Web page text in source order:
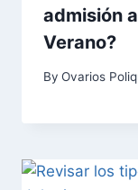
admisión
Verano?
By Ovarios